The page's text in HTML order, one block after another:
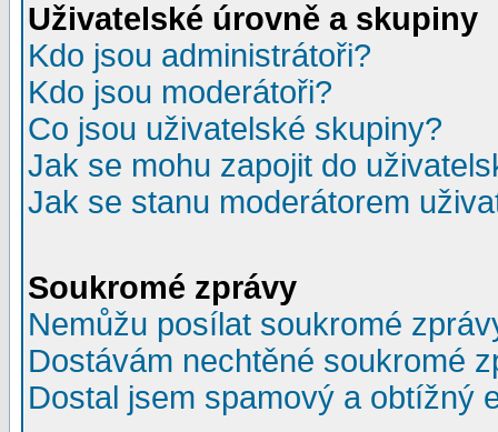
Uživatelské úrovně a skupiny
Kdo jsou administrátoři?
Kdo jsou moderátoři?
Co jsou uživatelské skupiny?
Jak se mohu zapojit do
Jak se stanu moderátorem
Soukromé zprávy
Nemůžu posílat soukromé
Dostávám nechtěné soukromé
Dostal jsem spamový a obtížný